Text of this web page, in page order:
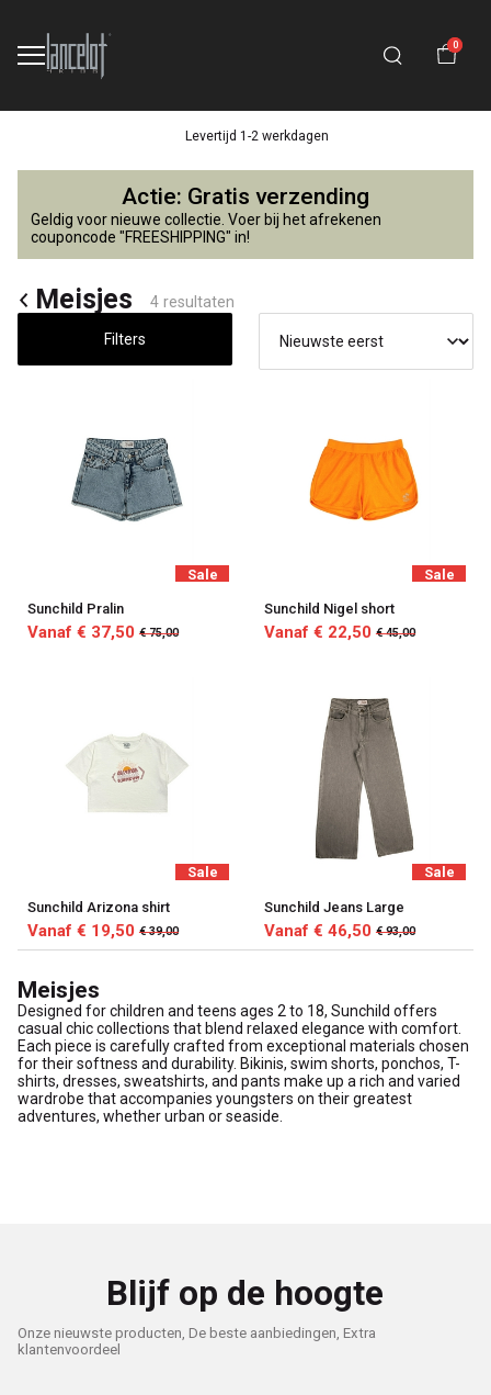
0
Levertijd 1-2 werkdagen
Meisjes
Lancelot
4
Kids
Actie: Gratis verzending
Geldig voor nieuwe collectie. Voer bij het afrekenen
couponcode "FREESHIPPING" in!
Meisjes 4 resultaten
Filters
Sale
Sunchild Pralin
Vanaf € 37,50 € 75,00
Sale
Sunchild Nigel short
Vanaf € 22,50 € 45,00
Sale
Sunchild Arizona shirt
Vanaf € 19,50 € 39,00
Sale
Sunchild Jeans Large
Vanaf € 46,50 € 93,00
Meisjes
Designed for children and teens ages 2 to 18, Sunchild offers
casual chic collections that blend relaxed elegance with comfort.
Each piece is carefully crafted from exceptional materials chosen
for their softness and durability. Bikinis, swim shorts, ponchos, T-
shirts, dresses, sweatshirts, and pants make up a rich and varied
wardrobe that accompanies youngsters on their greatest
adventures, whether urban or seaside.
Blijf op de hoogte
Onze nieuwste producten, De beste aanbiedingen, Extra
klantenvoordeel